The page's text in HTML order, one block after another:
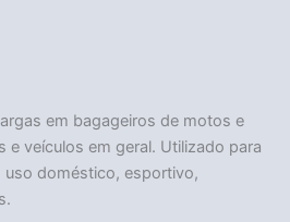
em bagageiros de motos e
e veículos em geral. Utilizado para
doméstico, esportivo,